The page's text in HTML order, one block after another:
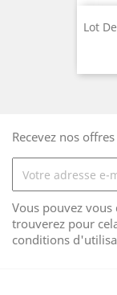
Lot
Recevez nos
Vous pouvez
trouverez pour
conditions